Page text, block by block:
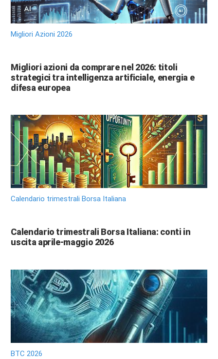
Migliori Azioni 2026
Migliori azioni da comprare nel 2026: titoli
strategici tra intelligenza artificiale, energia e
difesa europea
Calendario trimestrali Borsa Italiana
Calendario trimestrali Borsa Italiana: conti in
uscita aprile-maggio 2026
BTC 2026